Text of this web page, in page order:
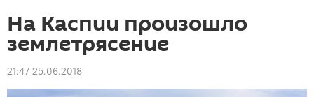
На Каспии произошло
землетрясение
21:47 25.06.2018